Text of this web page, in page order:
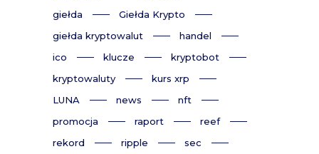
giełda
Giełda Krypto
giełda kryptowalut
handel
ico
klucze
kryptobot
kryptowaluty
kurs xrp
LUNA
news
nft
promocja
raport
reef
rekord
ripple
sec